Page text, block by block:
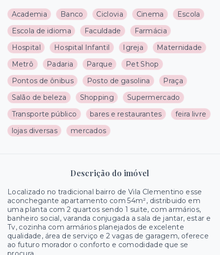
Academia Banco Ciclovia Cinema
Escola
Escola de idioma
Faculdade
Farmácia
Hospital
Hospital Infantil Igreja
Maternidade
Metrô
Padaria Parque
Pet Shop
Pontos de ônibus
Posto de gasolina
Praça
Salão de beleza
Shopping
Supermercado
Transporte público
bares e restaurantes
feira livre
lojas diversas
mercados
Descrição do imóvel
Localizado no tradicional bairro de Vila Clementino esse
aconchegante apartamento com 54m², distribuido em
uma planta com 2 quartos sendo 1 suite, com armários,
banheiro social, varanda conjugada a sala de jantar, estar e
Tv, cozinha com armários planejados de excelente
qualidade, área de serviço e 2 vagas de garagem, oferece
ao futuro morador o conforto e comodidade que se